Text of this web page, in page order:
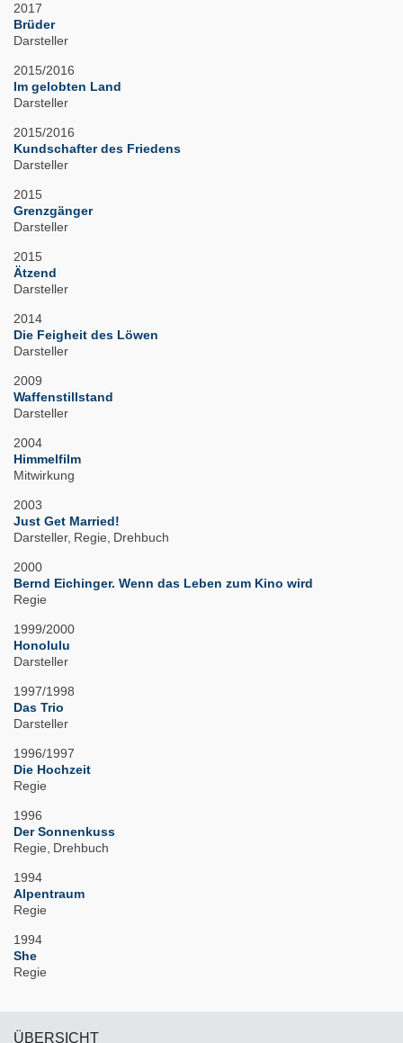
2017
Brüder
Darsteller
2015/2016
Im gelobten Land
Darsteller
2015/2016
Kundschafter des Friedens
Darsteller
2015
Grenzgänger
Darsteller
2015
Ätzend
Darsteller
2014
Die Feigheit des Löwen
Darsteller
2009
Waffenstillstand
Darsteller
2004
Himmelfilm
Mitwirkung
2003
Just Get Married!
Darsteller Regie Drehbuch
2000
Bernd Eichinger. Wenn das Leben zum Kino wird
Regie
1999/2000
Honolulu
Darsteller
1997/1998
Das Trio
Darsteller
1996/1997
Die Hochzeit
Regie
1996
Der Sonnenkuss
Regie Drehbuch
1994
Alpentraum
Regie
1994
She
Regie
ÜBERSICHT